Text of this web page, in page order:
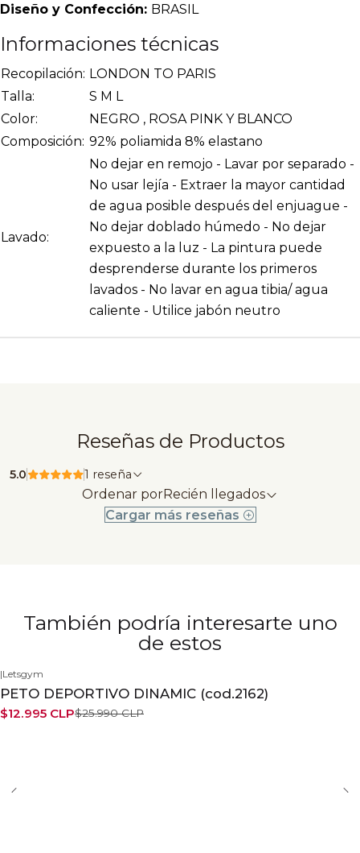
Diseño y Confección: BRASIL
Informaciones técnicas
Recopilación: LONDON TO PARIS
Talla:
S M L
Color:
NEGRO , ROSA PINK Y BLANCO
Composición: 92% poliamida 8% elastano
Lavado:
No dejar en remojo - Lavar por separado -
No usar lejía - Extraer la mayor cantidad
de agua posible después del enjuague -
No dejar doblado húmedo - No dejar
expuesto a la luz - La pintura puede
desprenderse durante los primeros
lavados - No lavar en agua tibia/ agua
caliente - Utilice jabón neutro
Reseñas de Productos
5.0 1 reseña
Ordenar porRecién llegados
Cargar más reseñas
También podría interesarte uno
de estos
-50%
|Letsgym
PETO DEPORTIVO DINAMIC (cod.2162)
$12.995 CLP$25.990 CLP